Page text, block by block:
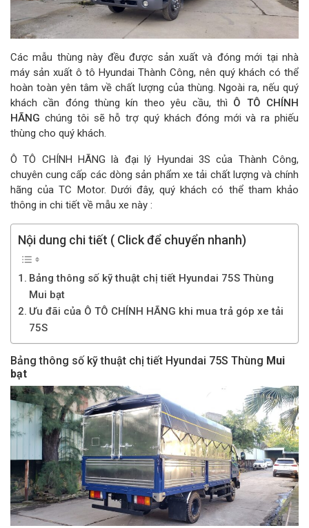
Các mẫu thùng này đều được sản xuất và đóng mới tại nhà
máy sản xuất ô tô Hyundai Thành Công, nên quý khách có thể
hoàn toàn yên tâm về chất lượng của thùng. Ngoài ra, nếu quý
khách cần đóng thùng kín theo yêu cầu, thì Ô TÔ CHÍNH
HÃNG chúng tôi sẽ hỗ trợ quý khách đóng mới và ra phiếu
thùng cho quý khách.
Ô TÔ CHÍNH HÃNG là đại lý Hyundai 3S của Thành Công,
chuyên cung cấp các dòng sản phẩm xe tải chất lượng và chính
hãng của TC Motor. Dưới đây, quý khách có thể tham khảo
thông in chi tiết về mẫu xe này :
Nội dung chi tiết ( Click để chuyển nhanh)
Bảng thông số kỹ thuật chị tiết Hyundai 75S Thùng
Mui bạt
Ưu đãi của Ô TÔ CHÍNH HÃNG khi mua trả góp xe tải
75S
Bảng thông số kỹ thuật chị tiết Hyundai 75S Thùng Mui
bạt